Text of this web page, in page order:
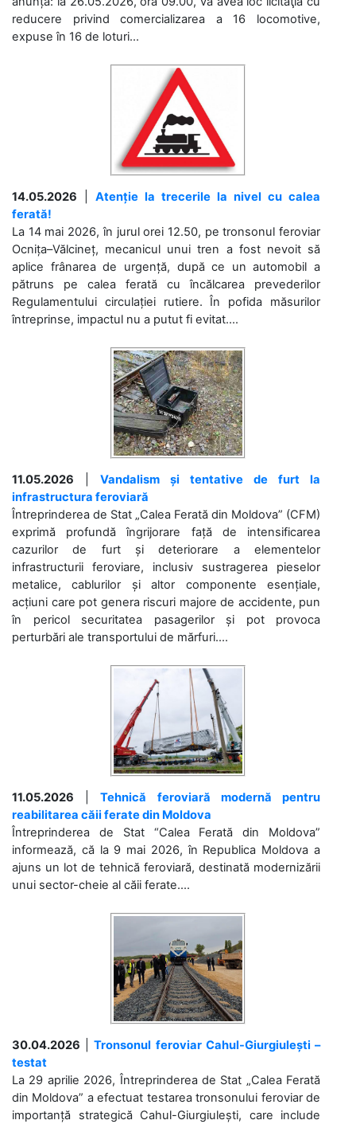
reducere privind comercializarea a 16 locomotive,
expuse în 16 de loturi...
14.05.2026
Atenție la trecerile la nivel cu calea
ferată!
La 14 mai 2026, în jurul orei 12.50, pe tronsonul feroviar
Ocnița–Vălcineț, mecanicul unui tren a fost nevoit să
aplice frânarea de urgență, după ce un automobil a
pătruns pe calea ferată cu încălcarea prevederilor
Regulamentului circulației rutiere. În pofida măsurilor
întreprinse, impactul nu a putut fi evitat....
11.05.2026
Vandalism și tentative de furt la
infrastructura feroviară
Întreprinderea de Stat „Calea Ferată din Moldova” (CFM)
exprimă profundă îngrijorare față de intensificarea
cazurilor de furt și deteriorare a elementelor
infrastructurii feroviare, inclusiv sustragerea pieselor
metalice, cablurilor și altor componente esențiale,
acțiuni care pot genera riscuri majore de accidente, pun
în pericol securitatea pasagerilor și pot provoca
perturbări ale transportului de mărfuri....
11.05.2026 |Tehnică feroviară modernă pentru
reabilitarea căii ferate din Moldova
Întreprinderea de Stat “Calea Ferată din Moldova”
informează, că la 9 mai 2026, în Republica Moldova a
ajuns un lot de tehnică feroviară, destinată modernizării
unui sector-cheie al căii ferate....
30.04.2026 |Tronsonul feroviar Cahul-Giurgiulești –
testat
La 29 aprilie 2026, Întreprinderea de Stat „Calea Ferată
din Moldova” a efectuat testarea tronsonului feroviar de
importanță strategică Cahul-Giurgiulești, care include